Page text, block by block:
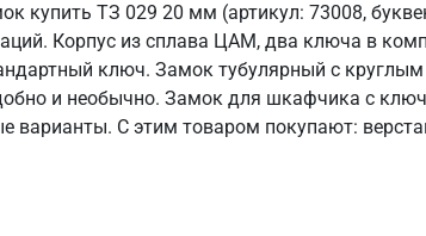
купить ТЗ 029 20 мм (артикул: 73008,
Корпус из сплава ЦАМ, два ключа в
ключ. Замок тубулярный с
и необычно. Замок для шкафчика с
С этим товаром покупают: